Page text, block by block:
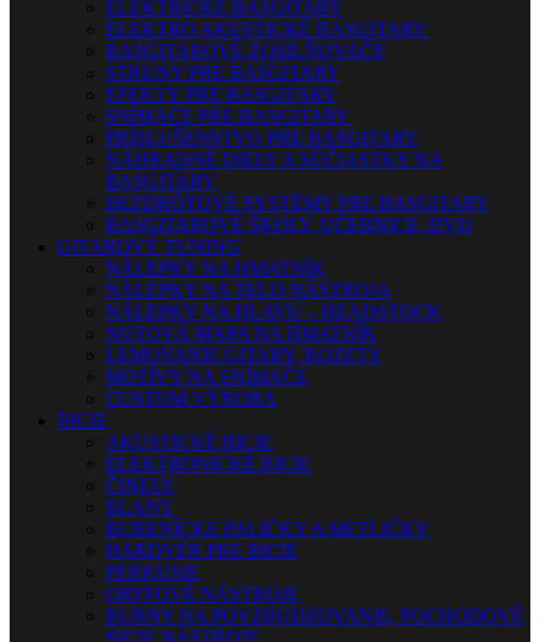
ELEKTRICKÉ BASGITARY
ELEKTRO AKUSTICKÉ BASGITARY
BASGITAROVÉ ZOSILŇOVAČE
STRUNY PRE BASGITARY
EFEKTY PRE BASGITARY
SNÍMAČE PRE BASGITARY
PRÍSLUŠENSTVO PRE BASGITARY
NÁHRADNÉ DIELY A SÚČIASTKY NA
BASGITARY
BEZDRÔTOVÉ SYSTÉMY PRE BASGITARY
BASGITAROVÉ ŠKOLY, UČEBNICE, DVD
GITAROVÝ TUNING
NÁLEPKY NA HMATNÍK
NÁLEPKY NA TELO NÁSTROJA
NÁLEPKY NA HLAVU – HEADSTOCK
NOTOVÁ MAPA NA HMATNÍK
LEMOVANIE GITARY, ROZETY
MOTÍVY NA SNÍMAČE
CUSTOM VÝROBA
BICIE
AKUSTICKÉ BICIE
ELEKTRONICKÉ BICIE
ČINELY
BLANY
BUBENÍCKE PALIČKY A METLIČKY
HARDVÉR PRE BICIE
PERKUSIE
ORFFOVÉ NÁSTROJE
BUBNY NA POVZBUDZOVANIE, POCHODOVÉ
BICIE NÁSTROJE